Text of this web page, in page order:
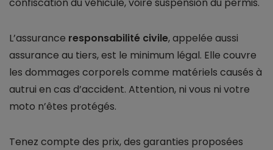
L’assurance responsabilité civile, appelée aussi
assurance au tiers, est le minimum légal. Elle couvre
les dommages corporels comme matériels causés à
autrui en cas d’accident. Attention, ni vous ni votre
moto n’êtes protégés.
Tenez compte des prix, des garanties proposées